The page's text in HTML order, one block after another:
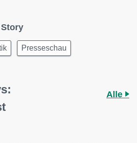
Presseschau
Alle